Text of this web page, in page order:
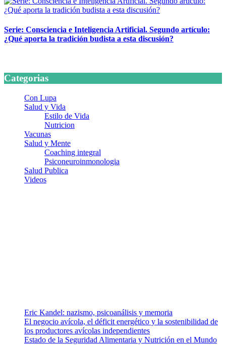
Serie: Consciencia e Inteligencia Artificial. Segundo artículo:
¿Qué aporta la tradición budista a esta discusión?
Categorias
Con Lupa
Salud y Vida
Estilo de Vida
Nutricion
Vacunas
Salud y Mente
Coaching integral
Psiconeuroinmonologia
Salud Publica
Videos
Eric Kandel: nazismo, psicoanálisis y memoria
El negocio avícola, el déficit energético y la sostenibilidad de
los productores avícolas independientes
Estado de la Seguridad Alimentaria y Nutrición en el Mundo